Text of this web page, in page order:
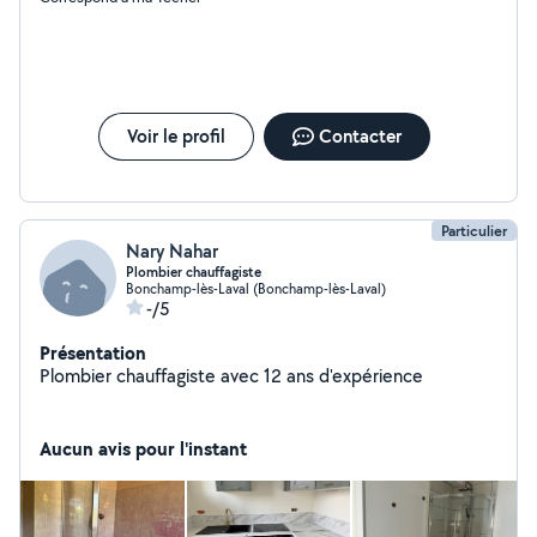
Voir le profil Contacter
Particulier
Nary Nahar
Plombier chauffagiste
Bonchamp-lès-Laval (Bonchamp-lès-Laval)
-/5
Présentation
Plombier chauffagiste avec 12 ans d'expérience
Aucun avis pour l'instant